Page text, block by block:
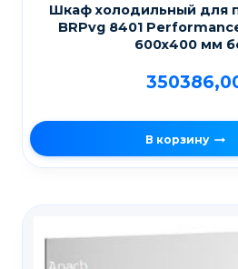
Шкаф холодильный для
BRPvg 8401
600х400 мм
В корзину